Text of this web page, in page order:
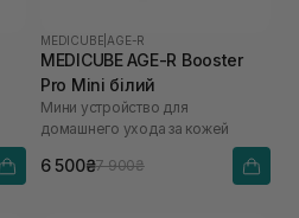
MEDICUBE AGE-R
MEDICUBE AGE-R Booster
Pro Mini білий
Мини устройство для
домашнего ухода за кожей
6 500₴7 900₴